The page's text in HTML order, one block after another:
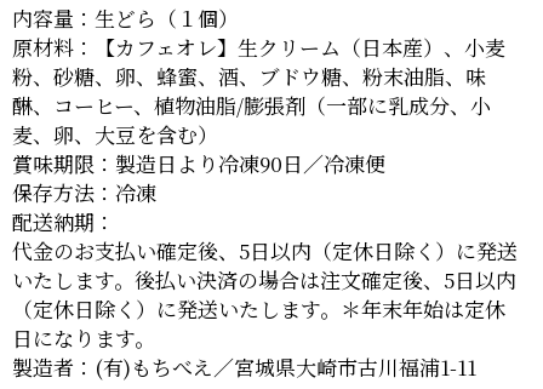
内容量：生どら（１個）
原材料：【カフェオレ】生クリーム（日本産）、小麦
粉、砂糖、卵、蜂蜜、酒、ブドウ糖、粉末油脂、味
醂、コーヒー、植物油脂/膨張剤（一部に乳成分、小
麦、卵、大豆を含む）
賞味期限：製造日より冷凍90日／冷凍便
保存方法：冷凍
配送納期：
代金のお支払い確定後、5日以内（定休日除く）に発送
いたします。後払い決済の場合は注文確定後、5日以内
（定休日除く）に発送いたします。＊年末年始は定休
日になります。
製造者：(有)もちべえ／宮城県大崎市古川福浦1-11